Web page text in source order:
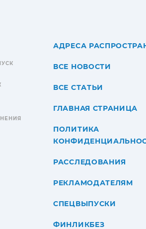
АДРЕСА
ВСЕ НОВОСТИ
ВСЕ СТАТЬИ
ГЛАВНАЯ СТРАНИЦА
ПОЛИТИКА
РАССЛЕДОВАНИЯ
РЕКЛАМОДАТЕЛЯМ
СПЕЦВЫПУСКИ
ФИНЛИКБЕЗ